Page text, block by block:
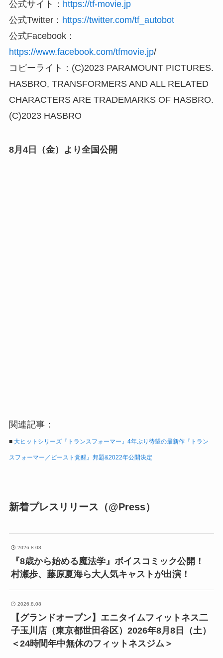
公式サイト： https://tf-movie.jp
公式Twitter： https://twitter.com/tf_autobot
公式Facebook：
https://www.facebook.com/tfmovie.jp/
コピーライト：(C)2023 PARAMOUNT PICTURES.
HASBRO, TRANSFORMERS AND ALL RELATED
CHARACTERS ARE TRADEMARKS OF HASBRO.
(C)2023 HASBRO
8月4日（金）より全国公開
関連記事：
■ 大ヒットシリーズ『トランスフォーマー』4年ぶり待望の最新作『トラン
スフォーマー／ビースト覚醒』邦題&2022年公開決定
新着プレスリリース（@Press）
2026.8.08
『8歳から始める魔法学』ボイスコミック公開！
村瀬歩、藤原夏海ら大人気キャストが出演！
2026.8.08
【グランドオープン】エニタイムフィットネス二
子玉川店（東京都世田谷区）2026年8月8日（土）
＜24時間年中無休のフィットネスジム＞